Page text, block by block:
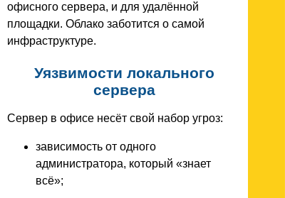
офисного сервера, и для удалённой
площадки. Облако заботится о самой
инфраструктуре.
Уязвимости локального
сервера
Сервер в офисе несёт свой набор угроз:
зависимость от одного
администратора, который «знает
всё»;